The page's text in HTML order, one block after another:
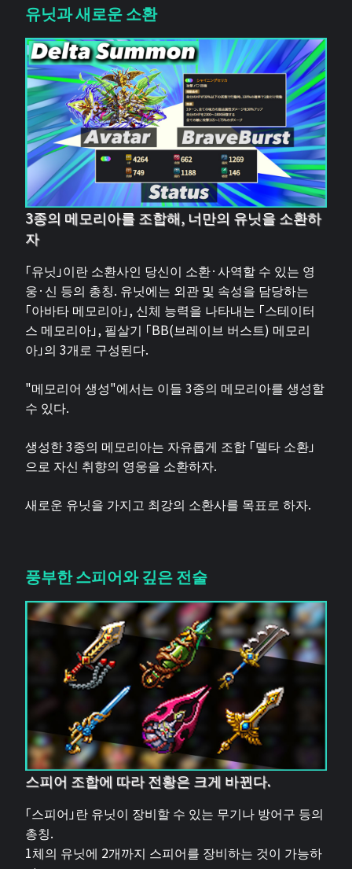
유닛과 새로운 소환
3종의 메모리아를 조합해, 너만의 유닛을 소환하
자
「유닛」이란 소환사인 당신이 소환·사역할 수 있는 영
웅·신 등의 총칭. 유닛에는 외관 및 속성을 담당하는
「아바타 메모리아」, 신체 능력을 나타내는 「스테이터
스 메모리아」, 필살기 「BB(브레이브 버스트) 메모리
아」의 3개로 구성된다.
"메모리어 생성"에서는 이들 3종의 메모리아를 생성할
수 있다.
생성한 3종의 메모리아는 자유롭게 조합 「델타 소환」
으로 자신 취향의 영웅을 소환하자.
새로운 유닛을 가지고 최강의 소환사를 목표로 하자.
풍부한 스피어와 깊은 전술
스피어 조합에 따라 전황은 크게 바뀐다.
「스피어」란 유닛이 장비할 수 있는 무기나 방어구 등의
총칭.
1체의 유닛에 2개까지 스피어를 장비하는 것이 가능하